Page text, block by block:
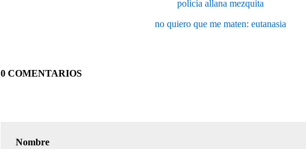
policía allana mezquita
no quiero que me maten: eutanasia
0 COMENTARIOS
Nombre